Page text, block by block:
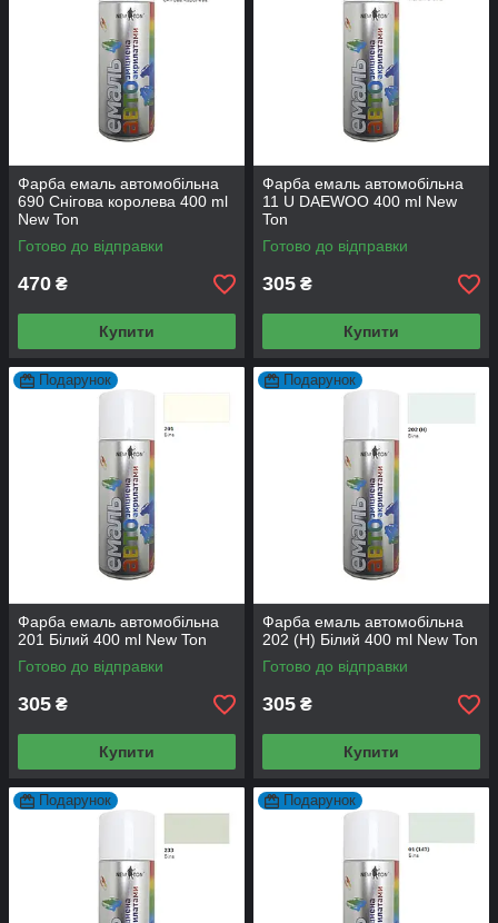
Фарба емаль автомобільна
690 Снігова королева 400 ml
New Ton
Готово до відправки
470 ₴
Купити
Фарба емаль автомобільна
11 U DAEWOO 400 ml New
Ton
Готово до відправки
305 ₴
Купити
Подарунок
Фарба емаль автомобільна
201 Білий 400 ml New Ton
Готово до відправки
305 ₴
Купити
Подарунок
Фарба емаль автомобільна
202 (H) Білий 400 ml New Ton
Готово до відправки
305 ₴
Купити
Подарунок Подарунок